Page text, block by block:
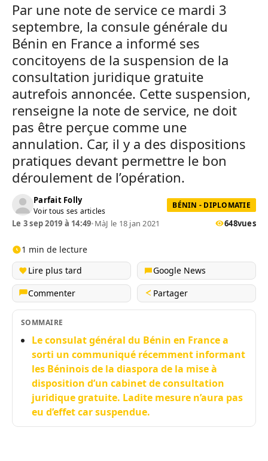
Par une note de service ce mardi 3
septembre, la consule générale du
Bénin en France a informé ses
concitoyens de la suspension de la
consultation juridique gratuite
autrefois annoncée. Cette suspension,
renseigne la note de service, ne doit
pas être perçue comme une
annulation. Car, il y a des dispositions
pratiques devant permettre le bon
déroulement de l’opération.
Parfait Folly
Voir tous ses articles
BÉNIN - DIPLOMATIE
Le 3 sep 2019 à 14:49•MàJ le 18 jan 2021 648vues
1 min de lecture
Lire plus tard
Google News
Commenter
Partager
SOMMAIRE
Le consulat général du Bénin en France a
sorti un communiqué récemment informant
les Béninois de la diaspora de la mise à
disposition d’un cabinet de consultation
juridique gratuite. Ladite mesure n’aura pas
eu d’effet car suspendue.